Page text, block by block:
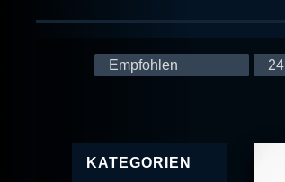
KATEGORIEN